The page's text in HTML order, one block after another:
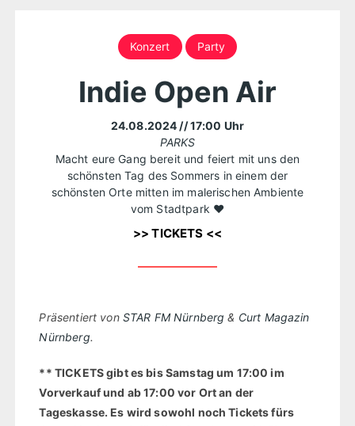
Konzert Party
Indie Open Air
24.08.2024 // 17:00 Uhr
PARKS
Macht eure Gang bereit und feiert mit uns den
schönsten Tag des Sommers in einem der
schönsten Orte mitten im malerischen Ambiente
vom Stadtpark ❤️
>> TICKETS <<
Präsentiert von STAR FM Nürnberg & Curt Magazin
Nürnberg.
** TICKETS gibt es bis Samstag um 17:00 im
Vorverkauf und ab 17:00 vor Ort an der
Tageskasse. Es wird sowohl noch Tickets fürs